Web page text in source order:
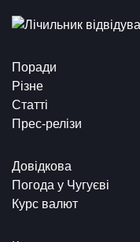
Поради
Різне
Статті
Прес-релізи
Довідкова
Погода у Чугуєві
Курс валют